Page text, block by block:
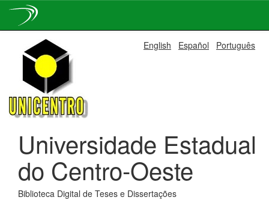
navigation
English Español Português
Universidade Estadual
do Centro-Oeste
Biblioteca Digital de Teses e Dissertações